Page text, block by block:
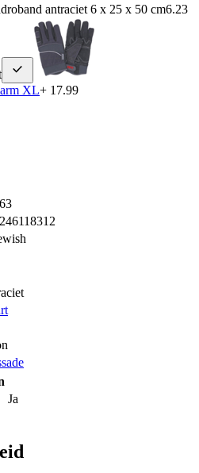
antraciet 6 x 25 x 50 cm6.23
XL+ 17.99
Ja